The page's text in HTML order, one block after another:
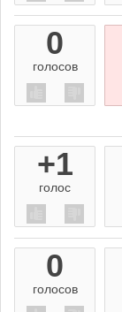
0
голосов
+1
голос
0
голосов